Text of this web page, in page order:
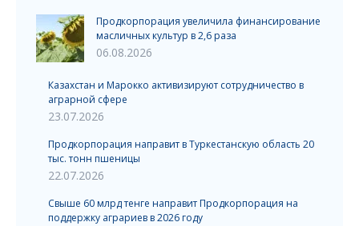
Продкорпорация увеличила финансирование
масличных культур в 2,6 раза
06.08.2026
Казахстан и Марокко активизируют сотрудничество в
аграрной сфере
23.07.2026
Продкорпорация направит в Туркестанскую область 20
тыс. тонн пшеницы
22.07.2026
Свыше 60 млрд тенге направит Продкорпорация на
поддержку аграриев в 2026 году